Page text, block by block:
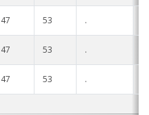
47 53 .
47 53 .
47 53 .